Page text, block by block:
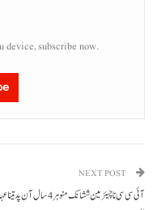
device, subscribe now.
NEXT POST
آئی سی سی نا چیئرمین ششانک منوہر 4 سال آن